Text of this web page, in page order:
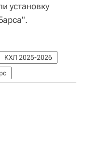
установку
КХЛ 2025-2026